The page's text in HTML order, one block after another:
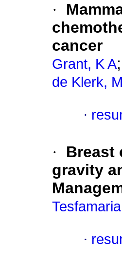
·
cancer
Grant, K A;
de Klerk, M
·
·
Breast
gravity
·